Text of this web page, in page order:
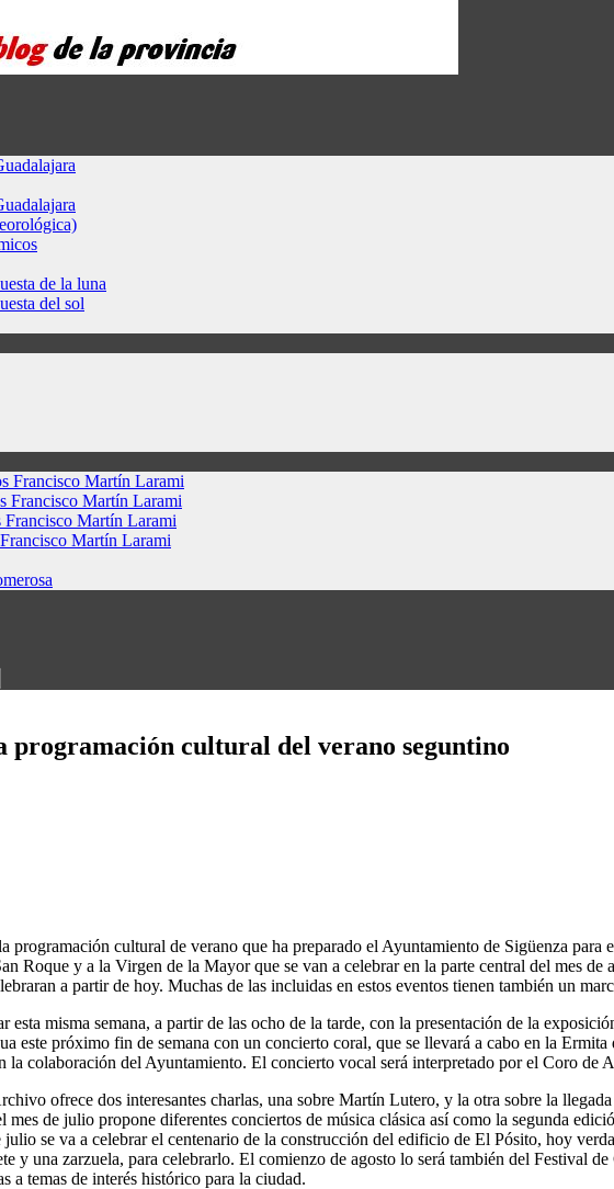
de la luna
del sol
Francisco Martín Larami
Francisco Martín Larami
Francisco Martín Larami
Martín Larami
programación cultural del verano seguntino
programación cultural de verano que ha preparado el Ayuntamiento de Sigüenza
Roque y a la Virgen de la Mayor que se van a celebrar en la parte central del mes
a partir de hoy. Muchas de las incluidas en estos eventos tienen también un
esta misma semana, a partir de las ocho de la tarde, con la presentación de la
este próximo fin de semana con un concierto coral, que se llevará a cabo en la
la colaboración del Ayuntamiento. El concierto vocal será interpretado por el Coro de
ofrece dos interesantes charlas, una sobre Martín Lutero, y la otra sobre la
de julio propone diferentes conciertos de música clásica así como la segunda
se va a celebrar el centenario de la construcción del edificio de El Pósito, hoy
y una zarzuela, para celebrarlo. El comienzo de agosto lo será también del Festival
a temas de interés histórico para la ciudad.